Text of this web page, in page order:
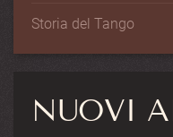
Storia del Tango
NUOVI